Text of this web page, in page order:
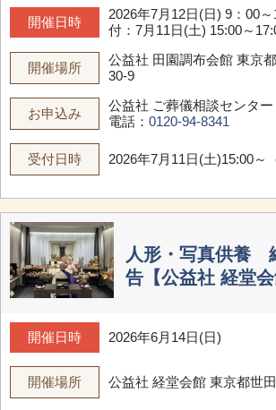
開催日時
2026年7月12日(日) 9：00
付：7月11日(土) 15:00～
開催場所
公益社 田園調布会館 東京
30-9
お申込み
公益社 ご葬儀相談センター
電話： 0120-94-8341
受付日時 2026年7月11日(土)15:00～
人形・写真供養
告【公益社 経堂会
開催日時 2026年6月14日(日)
開催場所 公益社 経堂会館 東京都世